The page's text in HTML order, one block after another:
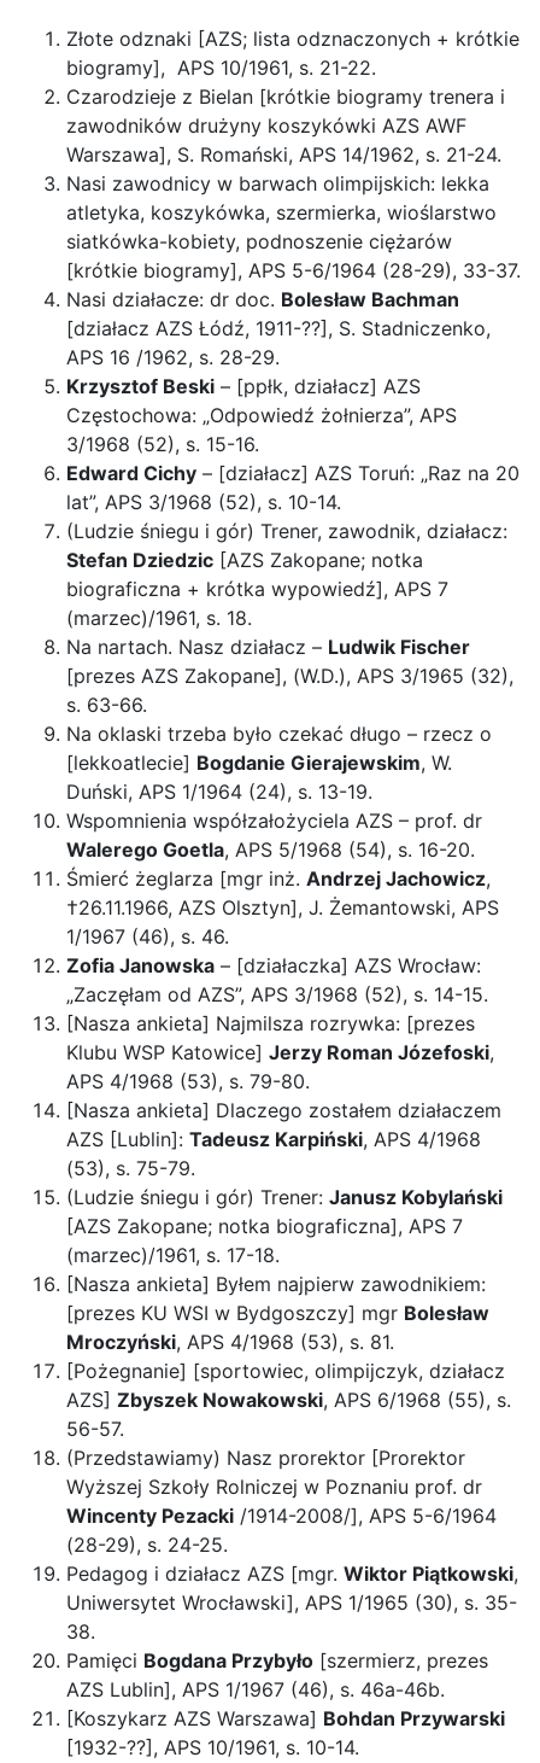
Złote odznaki [AZS; lista odznaczonych + krótkie
biogramy], APS 10/1961, s. 21-22.
Czarodzieje z Bielan [krótkie biogramy trenera i
zawodników drużyny koszykówki AZS AWF
Warszawa], S. Romański, APS 14/1962, s. 21-24.
Nasi zawodnicy w barwach olimpijskich: lekka
atletyka, koszykówka, szermierka, wioślarstwo
siatkówka-kobiety, podnoszenie ciężarów
[krótkie biogramy], APS 5-6/1964 (28-29), 33-37.
Nasi działacze: dr doc. Bolesław Bachman
[działacz AZS Łódź, 1911-??], S. Stadniczenko,
APS 16 /1962, s. 28-29.
Krzysztof Beski – [ppłk, działacz] AZS
Częstochowa: „Odpowiedź żołnierza”, APS
3/1968 (52), s. 15-16.
Edward Cichy – [działacz] AZS Toruń: „Raz na 20
lat”, APS 3/1968 (52), s. 10-14.
(Ludzie śniegu i gór) Trener, zawodnik, działacz:
Stefan Dziedzic [AZS Zakopane; notka
biograficzna + krótka wypowiedź], APS 7
(marzec)/1961, s. 18.
Na nartach. Nasz działacz – Ludwik Fischer
[prezes AZS Zakopane], (W.D.), APS 3/1965 (32),
s. 63-66.
Na oklaski trzeba było czekać długo – rzecz o
[lekkoatlecie] Bogdanie Gierajewskim, W.
Duński, APS 1/1964 (24), s. 13-19.
Wspomnienia współzałożyciela AZS – prof. dr
Walerego Goetla, APS 5/1968 (54), s. 16-20.
Śmierć żeglarza [mgr inż. Andrzej Jachowicz,
†26.11.1966, AZS Olsztyn], J. Żemantowski, APS
1/1967 (46), s. 46.
Zofia Janowska – [działaczka] AZS Wrocław:
„Zaczęłam od AZS”, APS 3/1968 (52), s. 14-15.
[Nasza ankieta] Najmilsza rozrywka: [prezes
Klubu WSP Katowice] Jerzy Roman Józefoski,
APS 4/1968 (53), s. 79-80.
[Nasza ankieta] Dlaczego zostałem działaczem
AZS [Lublin]: Tadeusz Karpiński, APS 4/1968
(53), s. 75-79.
(Ludzie śniegu i gór) Trener: Janusz Kobylański
[AZS Zakopane; notka biograficzna], APS 7
(marzec)/1961, s. 17-18.
[Nasza ankieta] Byłem najpierw zawodnikiem:
[prezes KU WSI w Bydgoszczy] mgr Bolesław
Mroczyński, APS 4/1968 (53), s. 81.
[Pożegnanie] [sportowiec, olimpijczyk, działacz
AZS] Zbyszek Nowakowski, APS 6/1968 (55), s.
56-57.
(Przedstawiamy) Nasz prorektor [Prorektor
Wyższej Szkoły Rolniczej w Poznaniu prof. dr
Wincenty Pezacki /1914-2008/], APS 5-6/1964
(28-29), s. 24-25.
Pedagog i działacz AZS [mgr. Wiktor Piątkowski,
Uniwersytet Wrocławski], APS 1/1965 (30), s. 35-
38.
Pamięci Bogdana Przybyło [szermierz, prezes
AZS Lublin], APS 1/1967 (46), s. 46a-46b.
[Koszykarz AZS Warszawa] Bohdan Przywarski
[1932-??], APS 10/1961, s. 10-14.